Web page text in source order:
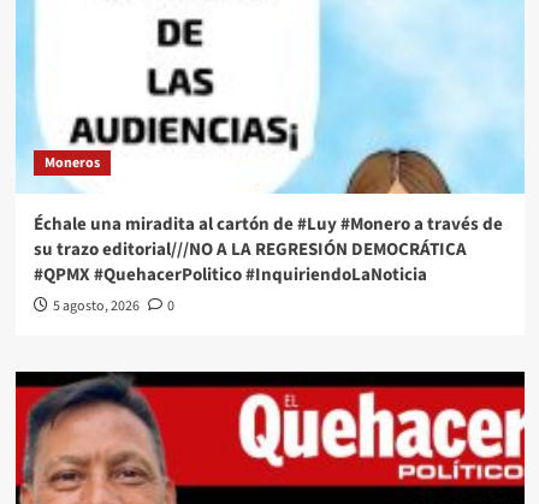
Moneros
Échale una miradita al cartón de #Luy #Monero a través de
su trazo editorial///NO A LA REGRESIÓN DEMOCRÁTICA
#QPMX #QuehacerPolitico #InquiriendoLaNoticia
5 agosto, 2026 0